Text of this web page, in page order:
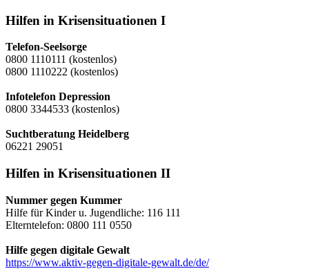
Hilfen in Krisensituationen I
Telefon-Seelsorge
0800 1110111 (kostenlos)
0800 1110222 (kostenlos)
Infotelefon Depression
0800 3344533 (kostenlos)
Suchtberatung Heidelberg
06221 29051
Hilfen in Krisensituationen II
Nummer gegen Kummer
Hilfe für Kinder u. Jugendliche: 116 111
Elterntelefon: 0800 111 0550
Hilfe gegen digitale Gewalt
https://www.aktiv-gegen-digitale-gewalt.de/de/